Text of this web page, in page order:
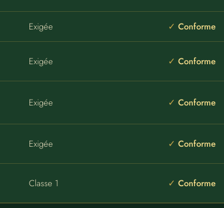
Exigée Conforme
Exigée Conforme
Exigée Conforme
Exigée Conforme
Classe 1 Conforme